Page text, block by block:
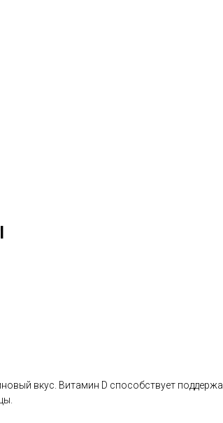
вкус. Витамин D способствует